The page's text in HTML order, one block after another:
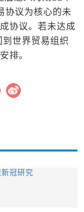
协议为核心的未
协议。若未达成
世界贸易组织
排。
冠研究